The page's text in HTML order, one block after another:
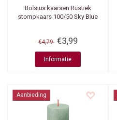
Bolsius kaarsen Rustiek
stompkaars 100/50 Sky Blue
€4,79 €3,99
Informatie
Aanbieding